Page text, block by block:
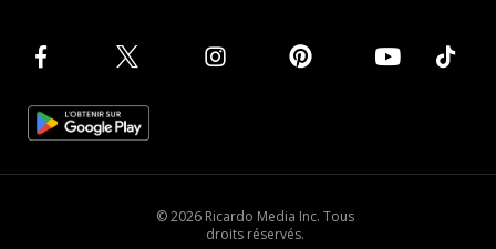
© 2026 Ricardo Media Inc. Tous
droits réservés.